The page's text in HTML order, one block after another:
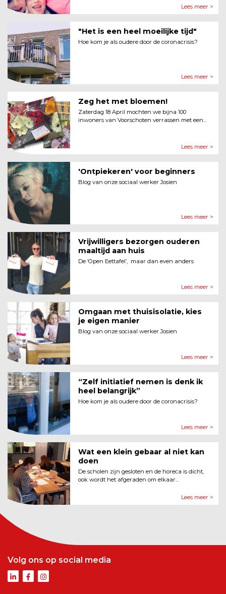
Lees meer >
"Het is een heel moeilijke tijd"
Hoe kom je als oudere door de coronacrisis?
Lees meer >
Zeg het met bloemen!
Zaterdag 18 April mochten we bijna 100
inwoners van Voorschoten verrassen met een...
Lees meer >
'Ontpiekeren' voor beginners
Blog van onze sociaal werker Josien
Lees meer >
Vrijwilligers bezorgen ouderen
maaltijd aan huis
De ‘Open Eettafel’, maar dan even anders
Lees meer >
Omgaan met thuisisolatie, kies
je eigen manier
Blog van onze sociaal werker Josien
Lees meer >
“Zelf initiatief nemen is denk ik
heel belangrijk”
Hoe kom je als oudere door de coronacrisis?
Lees meer >
Wat een klein gebaar al niet kan
doen
De scholen zijn gesloten en de horeca is dicht,
ook wordt het afgeraden om elkaar...
Lees meer >
Volg ons op social media